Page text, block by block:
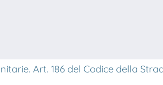
Art. 186 del Codice della